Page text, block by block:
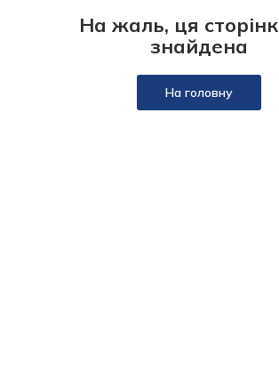
На жаль, ця
знайдена
На головну